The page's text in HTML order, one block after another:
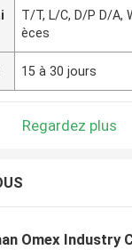
T/T, L/C, D/P D/A,
èces
15 à 30 jours
Regardez plus
Omex Industry